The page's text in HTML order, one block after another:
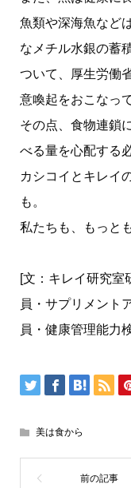
魚類や深海魚など
なメチル水銀の蓄
ついて、厚生労働
意喚起をおこなっ
その点、食物連鎖
べる量を心配する
カシコイとキレイ
も。
私たちも、もっと
[文：キレイ研究室
員・サプリメント
員・健康管理能力
美は食から